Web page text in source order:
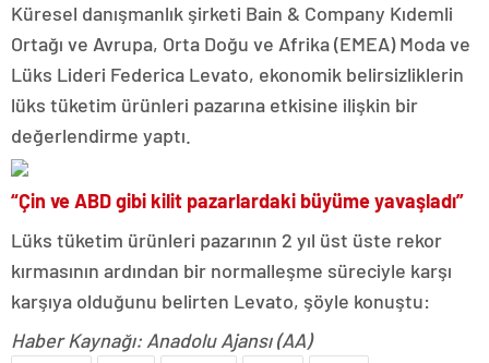
Küresel danışmanlık şirketi Bain & Company Kıdemli
Ortağı ve Avrupa, Orta Doğu ve Afrika (EMEA) Moda ve
Lüks Lideri Federica Levato, ekonomik belirsizliklerin
lüks tüketim ürünleri pazarına etkisine ilişkin bir
değerlendirme yaptı.
“Çin ve ABD gibi kilit pazarlardaki büyüme yavaşladı”
Lüks tüketim ürünleri pazarının 2 yıl üst üste rekor
kırmasının ardından bir normalleşme süreciyle karşı
karşıya olduğunu belirten Levato, şöyle konuştu:
Haber Kaynağı: Anadolu Ajansı (AA)